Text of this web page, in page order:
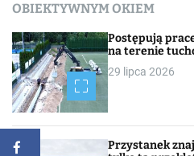
OBIEKTYWNYM OKIEM
Postępują
na terenie
29 lipca 2026
Przystanek